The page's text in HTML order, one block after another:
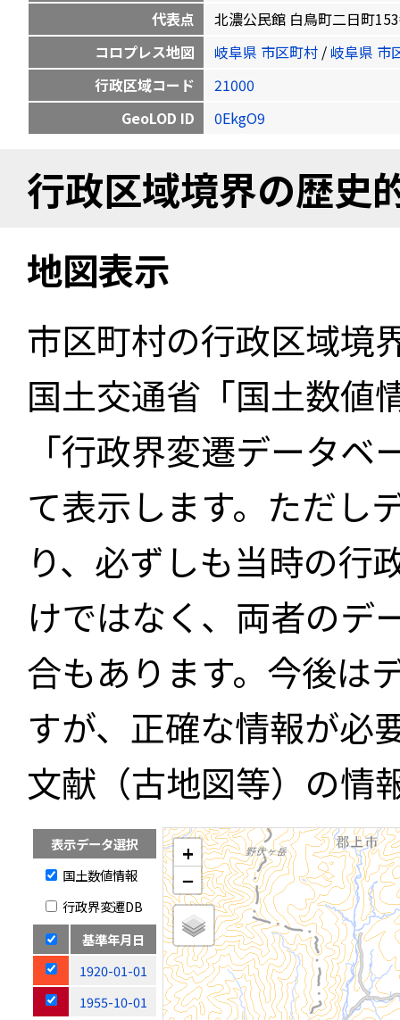
代表点
北濃公民館 白鳥町二日町
コロプレス地図
岐阜県 市区町村 /岐阜県 市
行政区域コード
21000
GeoLOD ID
0EkgO9
行政区域境界の歴史
地図表示
市区町村の行政区域境
国土交通省「国土数値
「行政界変遷データ
て表示します。ただし
り、必ずしも当時の行
けではなく、両者のデ
合もあります。今後は
すが、正確な情報が必
文献（古地図等）の情
表示データ選択
国土数値情報
行政界変遷DB
基準年月日
1920-01-01
1955-10-01
+
−